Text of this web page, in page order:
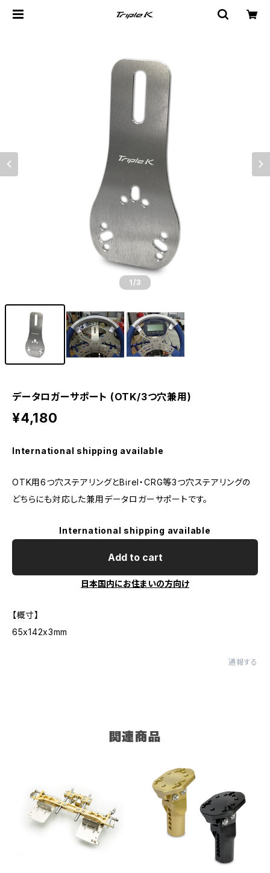
1 /3
データロガーサポート (OTK/3つ穴兼用)
¥4,180
International shipping available
OTK用6つ穴ステアリングとBirel・CRG等3つ穴ステアリングの
どちらにも対応した兼用データロガーサポートです。
International shipping available
Add to cart
日本国内にお住まいの方向け
【概寸】
65x142x3mm
通報する
関連商品